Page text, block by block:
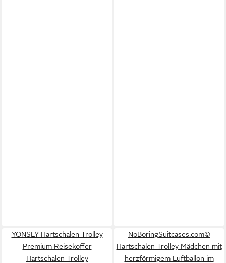
YONSLY Hartschalen-Trolley
Premium Reisekoffer
Hartschalen-Trolley
NoBoringSuitcases.com©
Hartschalen-Trolley Mädchen mit
herzförmigem Luftballon im